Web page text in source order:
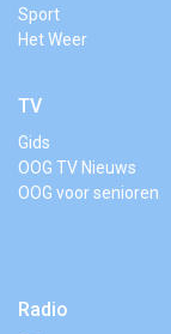
Sport
Het Weer
TV
Gids
OOG TV Nieuws
OOG voor senioren
Radio